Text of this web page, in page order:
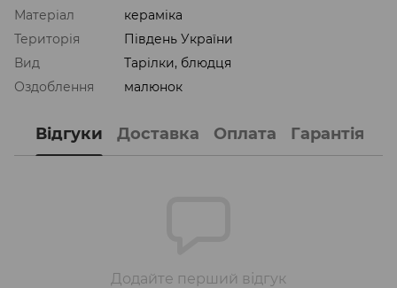
Матеріал
кераміка
Територія
Південь України
Вид
Тарілки, блюдця
Оздоблення
малюнок
Відгуки Доставка Оплата Гарантія
Додайте перший відгук